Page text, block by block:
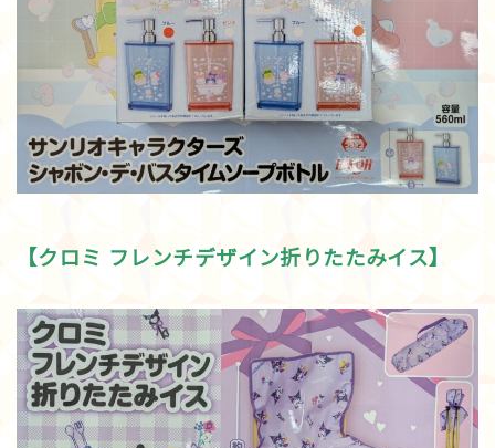
【クロミ フレンチデザイン折りたたみイス】